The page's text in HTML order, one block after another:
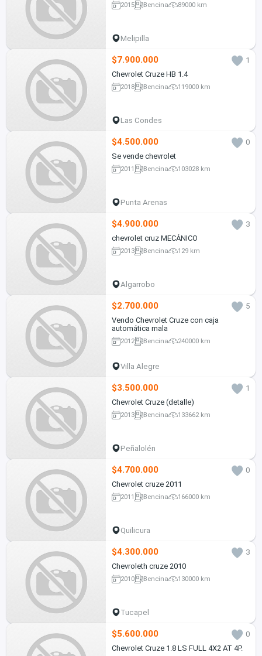
2015 Bencina 89000 km
Melipilla
$7.900.000
1
Chevrolet Cruze HB 1.4
2018 Bencina 119000 km
Las Condes
$4.500.000
0
Se vende chevrolet
2011 Bencina 103028 km
Punta Arenas
$4.900.000
3
chevrolet cruz MECÁNICO
2013 Bencina 129 km
Algarrobo
$2.700.000
5
Vendo Chevrolet Cruze con caja
automática mala
2012 Bencina 240000 km
Villa Alegre
$3.500.000
1
Chevrolet Cruze (detalle)
2013 Bencina 133662 km
Peñalolén
$4.700.000
0
Chevrolet cruze 2011
2011 Bencina 166000 km
Quilicura
$4.300.000
3
Chevroleth cruze 2010
2010 Bencina 130000 km
Tucapel
$5.600.000
0
Chevrolet Cruze 1.8 LS FULL 4X2 AT 4P.